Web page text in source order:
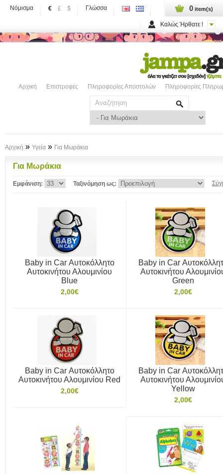
Νόμισμα € £ $ Γλώσσα 0 item(s)
Καλώς Ήρθατε !
Αρχική Επιστροφές Πληροφορίες Αποστολών Πληροφορίες
Αρχική » Υγεία » Για Μωράκια
Για Μωράκια
Εμφάνιση: Ταξινόμηση ως:
Baby in Car Αυτοκόλλητο
Αυτοκινήτου Αλουμινίου
Blue
2,00€
Baby in Car
Αυτοκινήτου
Green
2,00€
Baby in Car Αυτοκόλλητο
Αυτοκινήτου Αλουμινίου Red
2,00€
Baby in Car
Αυτοκινήτου
Yellow
2,00€